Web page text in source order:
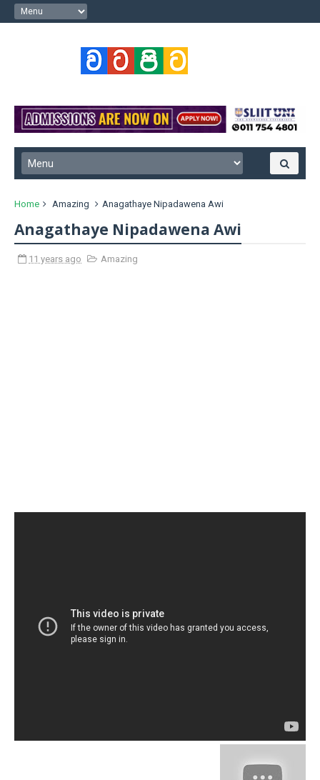
Home Amazing Anagathaye Nipadawena Awi
Anagathaye Nipadawena Awi
11 years ago Amazing